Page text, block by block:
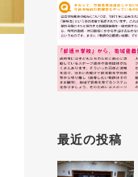
最近の投稿